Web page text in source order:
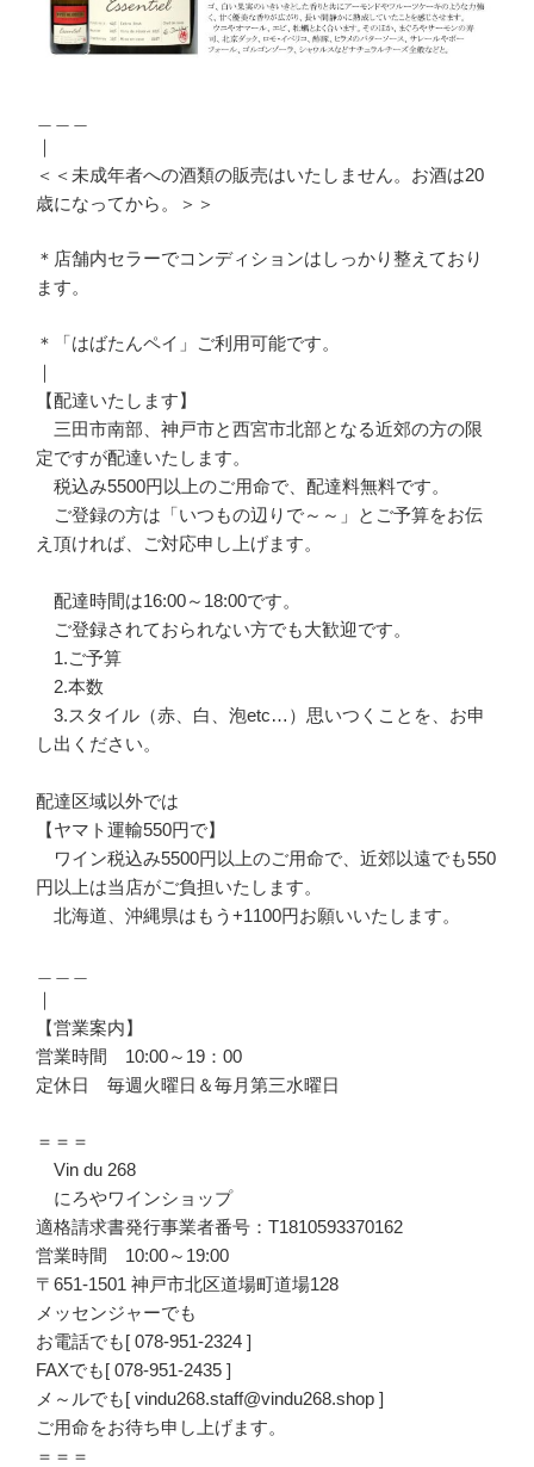
｜
＜＜未成年者への酒類の販売はいたしません。お酒は20
歳になってから。＞＞
＊店舗内セラーでコンディションはしっかり整えており
ます。
＊「はばたんペイ」ご利用可能です。
｜
【配達いたします】
三田市南部、神戸市と西宮市北部となる近郊の方の限
定ですが配達いたします。
税込み5500円以上のご用命で、配達料無料です。
ご登録の方は「いつもの辺りで～～」とご予算をお伝
え頂ければ、ご対応申し上げます。
配達時間は16:00～18:00です。
ご登録されておられない方でも大歓迎です。
1.ご予算
2.本数
3.スタイル（赤、白、泡etc…）思いつくことを、お申
し出ください。
配達区域以外では
【ヤマト運輸550円で】
ワイン税込み5500円以上のご用命で、近郊以遠でも550
円以上は当店がご負担いたします。
北海道、沖縄県はもう+1100円お願いいたします。
｜
【営業案内】
営業時間 10:00～19：00
定休日 毎週火曜日＆毎月第三水曜日
＝＝＝
Vin du 268
にろやワインショップ
適格請求書発行事業者番号：T1810593370162
営業時間 10:00～19:00
〒651-1501 神戸市北区道場町道場128
メッセンジャーでも
お電話でも[ 078-951-2324 ]
FAXでも[ 078-951-2435 ]
メ～ルでも[ vindu268.staff@vindu268.shop ]
ご用命をお待ち申し上げます。
＝＝＝